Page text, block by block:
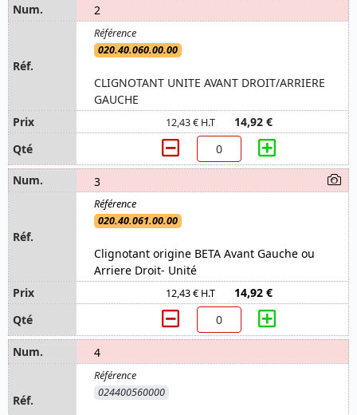
2
020.40.060.00.00
CLIGNOTANT UNITE AVANT DROIT/ARRIERE
GAUCHE
12,43 € H.T 14,92 €
3
020.40.061.00.00
Clignotant origine BETA Avant Gauche ou
Arriere Droit- Unité
12,43 € H.T 14,92 €
4
024400560000